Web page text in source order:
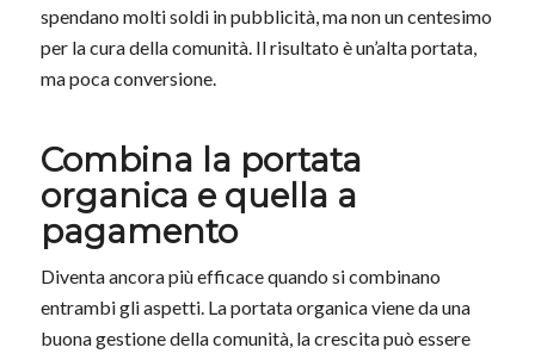
spendano molti soldi in pubblicità, ma non un centesimo
per la cura della comunità. Il risultato è un’alta portata,
ma poca conversione.
Combina la portata
organica e quella a
pagamento
Diventa ancora più efficace quando si combinano
entrambi gli aspetti. La portata organica viene da una
buona gestione della comunità, la crescita può essere